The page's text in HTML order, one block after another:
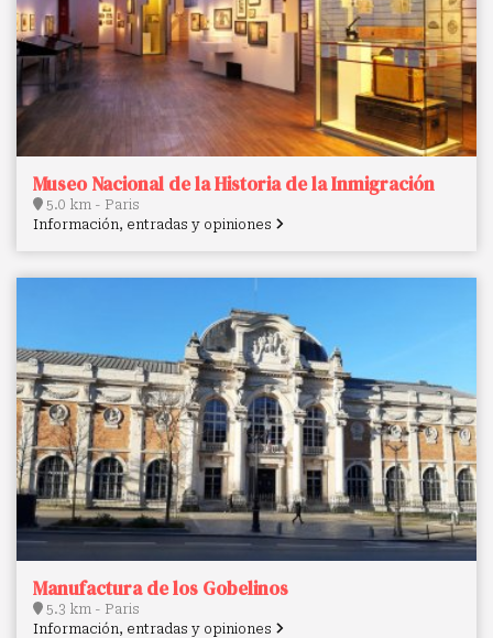
Museo Nacional de la Historia de la Inmigración
5.0 km - Paris
Información, entradas y opiniones
Manufactura de los Gobelinos
5.3 km - Paris
Información, entradas y opiniones